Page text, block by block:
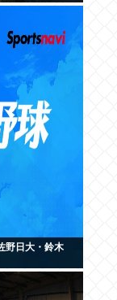
野日大・鈴木